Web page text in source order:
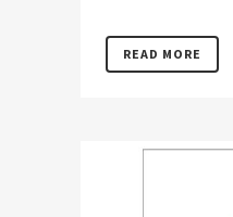
READ MORE